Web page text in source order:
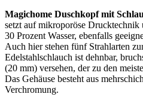
Magichome Duschkopf mit
setzt auf mikroporöse Drucktechnik
30 Prozent Wasser, ebenfalls
Auch hier stehen fünf Strahlarten
Edelstahlschlauch ist dehnbar,
(20 mm) versehen, der zu den
Das Gehäuse besteht aus
Verchromung.